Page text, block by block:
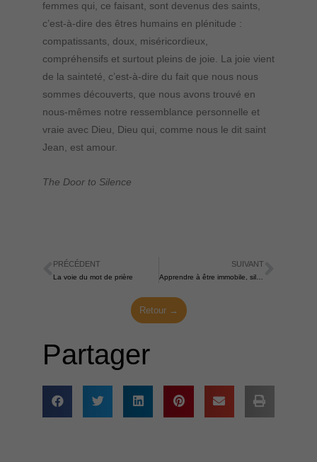
femmes qui, ce faisant, sont devenus des saints,
c’est-à-dire des êtres humains en plénitude :
compatissants, doux, miséricordieux,
compréhensifs et surtout pleins de joie. La joie vient
de la sainteté, c’est-à-dire du fait que nous nous
sommes découverts, que nous avons trouvé en
nous-mêmes notre ressemblance personnelle et
vraie avec Dieu, Dieu qui, comme nous le dit saint
Jean, est amour.
The Door to Silence
Précédent
PRÉCÉDENT
La voie du mot de prière
SUIVANT
Apprendre à être immobile, silencieux et humilité
Retour →
Partager